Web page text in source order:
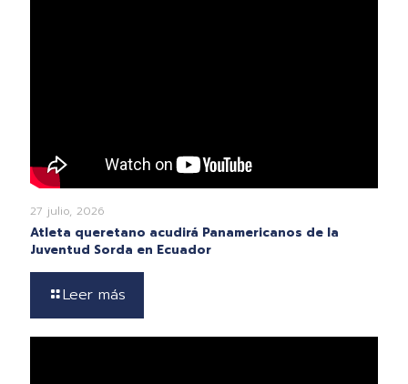
27 julio, 2026
Atleta queretano acudirá Panamericanos de la
Juventud Sorda en Ecuador
Leer más